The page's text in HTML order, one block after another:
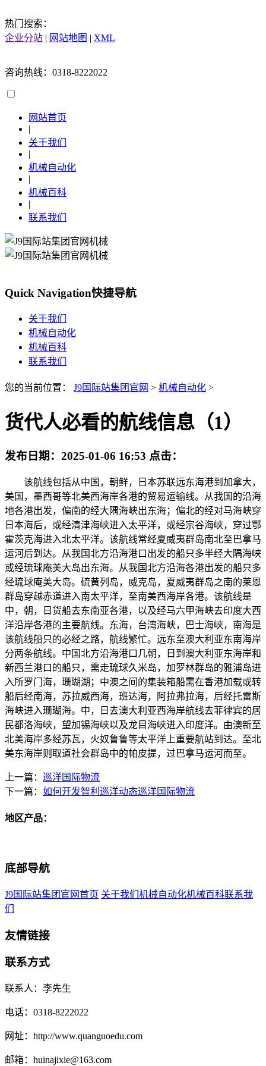
热门搜索：
企业分站 | 网站地图 | XML
咨询热线：0318-8222022
网站首页
|
关于我们
|
机械自动化
|
机械百科
|
联系我们
Quick Navigation快捷导航
关于我们
机械自动化
机械百科
联系我们
您的当前位置： J9国际站集团官网 > 机械自动化 >
货代人必看的航线信息（1）
发布日期： 2025-01-06 16:53 点击：
该航线包括从中国，朝鲜，日本苏联远东海港到加拿大，
美国，墨西哥等北美西海岸各港的贸易运输线。从我国的沿海
地各港出发，偏南的经大隅海峡出东海；偏北的经对马海峡穿
日本海后，或经清津海峡进入太平洋，或经宗谷海峡，穿过鄂
霍茨克海进入北太平洋。该航线常经夏威夷群岛南北至巴拿马
运河后到达。从我国北方沿海港口出发的船只多半经大隅海峡
或经琉球庵美大岛出东海。从我国北方沿海各港出发的船只多
经琉球庵美大岛。硫黄列岛，威克岛，夏威夷群岛之南的莱恩
群岛穿越赤道进入南太平洋，至南美西海岸各港。该航线是
中，朝，日货船去东南亚各港，以及经马六甲海峡去印度大西
洋沿岸各港的主要航线。东海，台湾海峡，巴士海峡，南海是
该航线船只的必经之路，航线繁忙。远东至澳大利亚东南海岸
分两条航线。中国北方沿海港口几朝，日到澳大利亚东海岸和
新西兰港口的船只，需走琉球久米岛，加罗林群岛的雅浦岛进
入所罗门海，珊瑚湖；中澳之间的集装箱船需在香港加载或转
船后经南海，苏拉威西海，班达海，阿拉弗拉海，后经托雷斯
海峡进入珊瑚海。中，日去澳大利亚西海岸航线去菲律宾的居
民都洛海峡，望加锡海峡以及龙目海峡进入印度洋。由澳新至
北美海岸多经苏瓦，火奴鲁鲁等太平洋上重要航站到达。至北
美东海岸则取道社会群岛中的帕皮提，过巴拿马运河而至。
上一篇： 巡洋国际物流
下一篇： 如何开发智利巡洋动态巡洋国际物流
地区产品：
底部导航
J9国际站集团官网首页 关于我们 机械自动化机械百科联系我
们
友情链接
联系方式
联系人：李先生
电话：0318-8222022
网址：http://www.quanguoedu.com
邮箱：huinajixie@163.com